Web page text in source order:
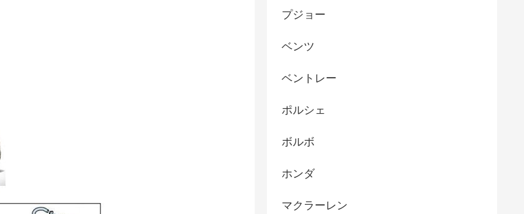
プジョー
ベンツ
ベントレー
ポルシェ
ボルボ
ホンダ
マクラーレン